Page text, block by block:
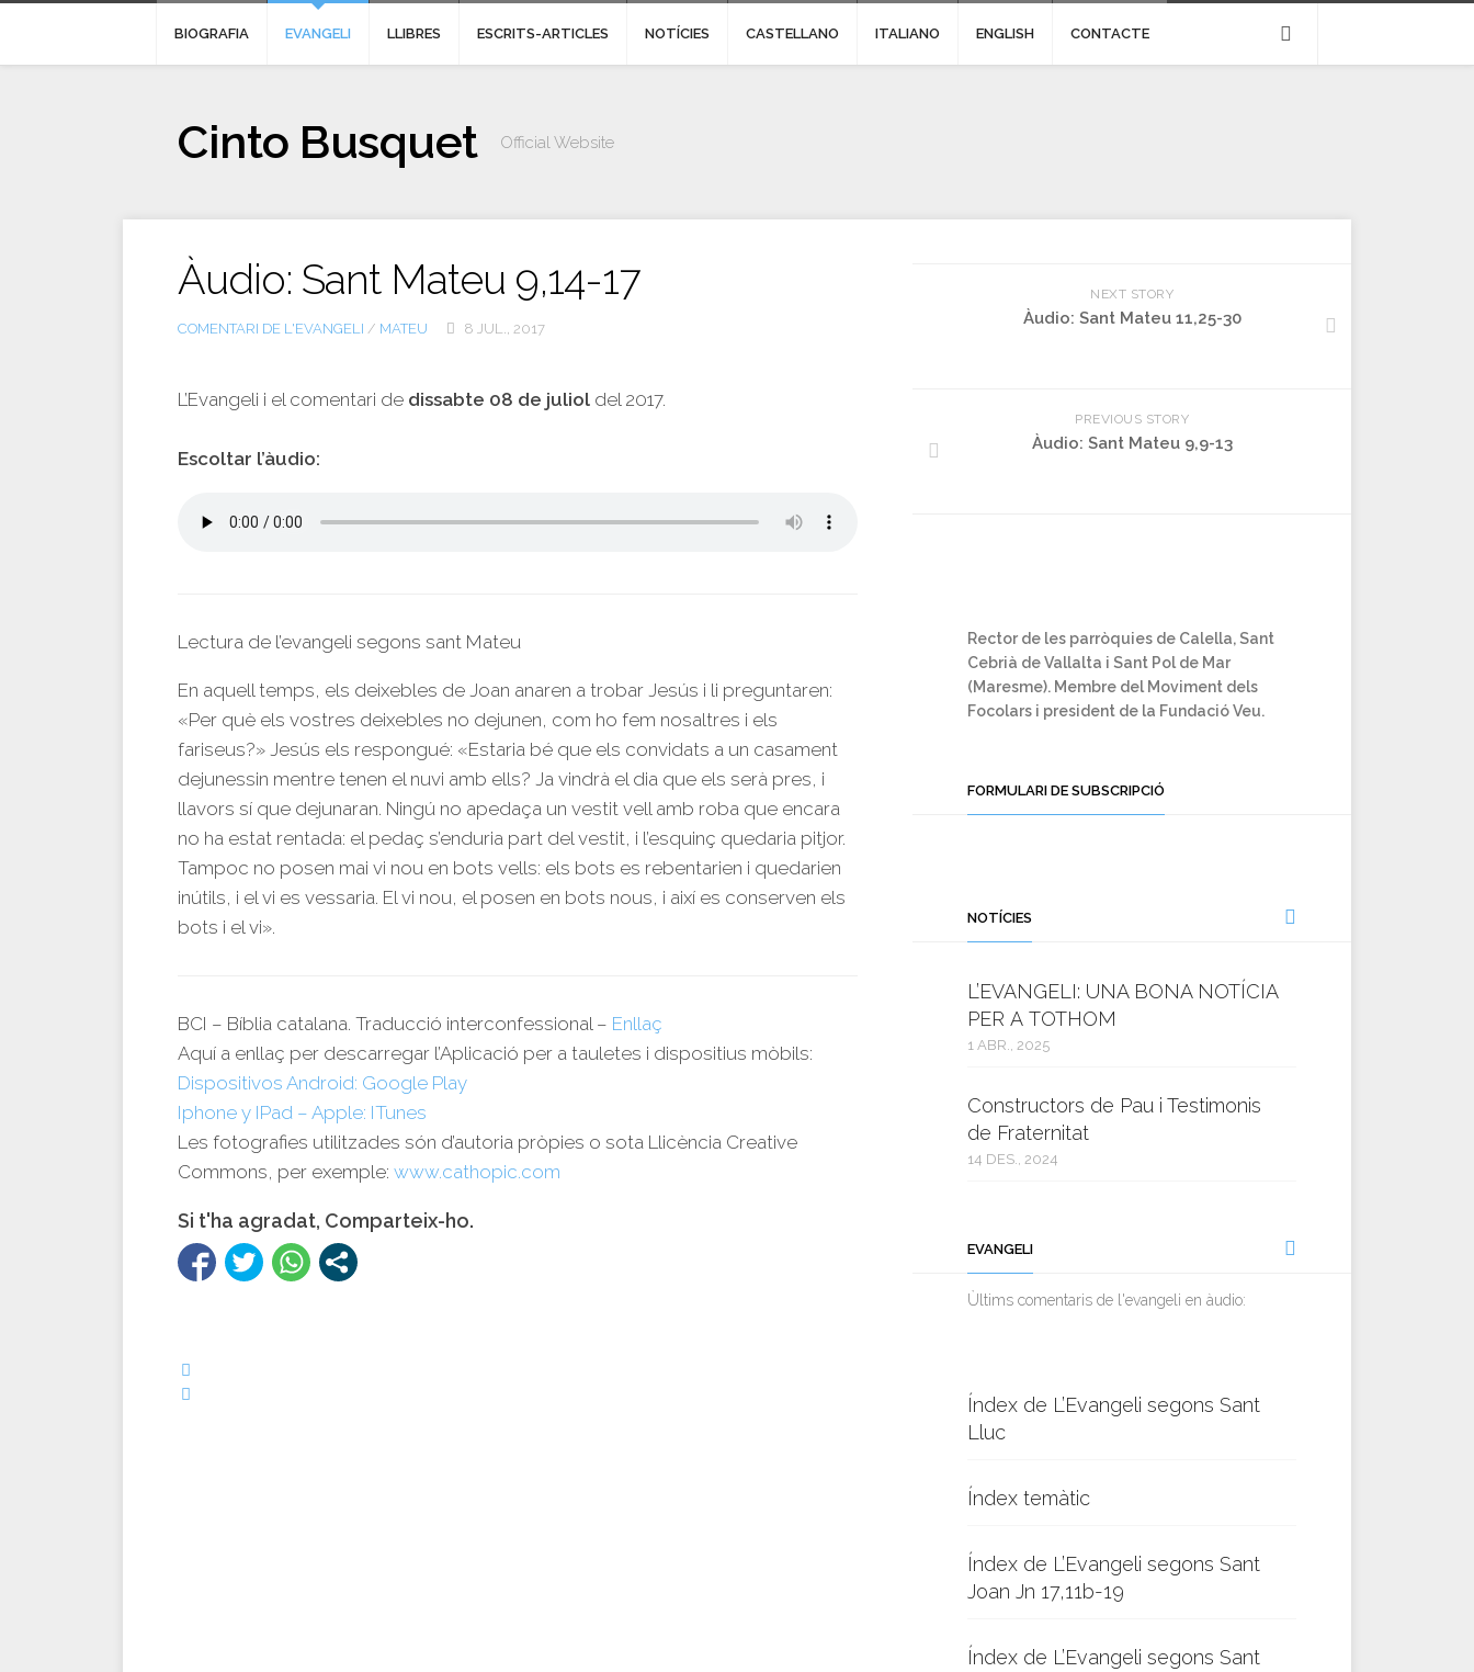
BIOGRAFIA EVANGELI LLIBRES ESCRITS-ARTICLES NOTÍCIES CASTELLANO ITALIANO ENGLISH CONTACTE
Cinto Busquet Official Website
Àudio: Sant Mateu 9,14-17
COMENTARI DE L'EVANGELI / MATEU 8 JUL., 2017
L’Evangeli i el comentari de dissabte 08 de juliol del 2017.
Escoltar l’àudio:
Lectura de l’evangeli segons sant Mateu
En aquell temps, els deixebles de Joan anaren a trobar Jesús i li preguntaren:
«Per què els vostres deixebles no dejunen, com ho fem nosaltres i els
fariseus?» Jesús els respongué: «Estaria bé que els convidats a un casament
dejunessin mentre tenen el nuvi amb ells? Ja vindrà el dia que els serà pres, i
llavors sí que dejunaran. Ningú no apedaça un vestit vell amb roba que encara
no ha estat rentada: el pedaç s’enduria part del vestit, i l’esquinç quedaria pitjor.
Tampoc no posen mai vi nou en bots vells: els bots es rebentarien i quedarien
inútils, i el vi es vessaria. El vi nou, el posen en bots nous, i així es conserven els
bots i el vi».
BCI – Bíblia catalana. Traducció interconfessional – Enllaç
Aquí a enllaç per descarregar l’Aplicació per a tauletes i dispositius mòbils:
Dispositivos Android: Google Play
Iphone y IPad – Apple: ITunes
Les fotografies utilitzades són d’autoria pròpies o sota Llicència Creative
Commons, per exemple: www.cathopic.com
Si t'ha agradat, Comparteix-ho.
NEXT STORY
Àudio: Sant Mateu 11,25-30
PREVIOUS STORY
Àudio: Sant Mateu 9,9-13
Rector de les parròquies de Calella, Sant
Cebrià de Vallalta i Sant Pol de Mar
(Maresme). Membre del Moviment dels
Focolars i president de la Fundació Veu.
FORMULARI DE SUBSCRIPCIÓ
NOTÍCIES
L’EVANGELI: UNA BONA NOTÍCIA
PER A TOTHOM
1 ABR., 2025
Constructors de Pau i Testimonis
de Fraternitat
14 DES., 2024
EVANGELI
Ùltims comentaris de l'evangeli en àudio:
Índex de L’Evangeli segons Sant
Lluc
Índex temàtic
Índex de L’Evangeli segons Sant
Joan Jn 17,11b-19
Índex de L’Evangeli segons Sant